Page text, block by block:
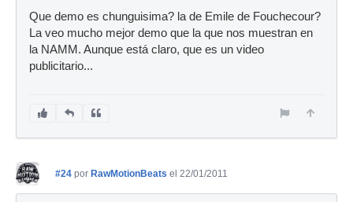
Que demo es chunguisima? la de Emile de Fouchecour?
La veo mucho mejor demo que la que nos muestran en
la NAMM. Aunque está claro, que es un video
publicitario...
#24 por RawMotionBeats el 22/01/2011